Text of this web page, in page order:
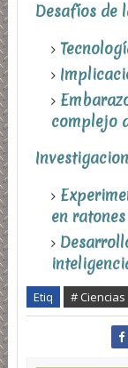
Desafíos de
complejo
en
Etiq # Ciencias